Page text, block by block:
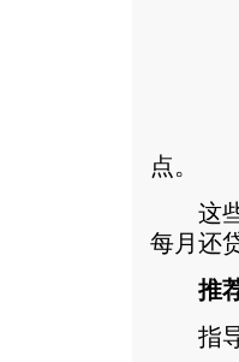
点。
这些
每月还
推荐
指导